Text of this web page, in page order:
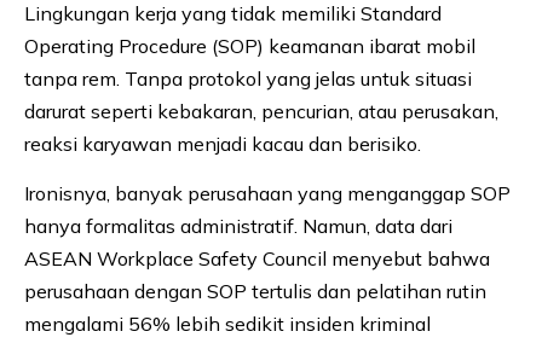
Lingkungan kerja yang tidak memiliki Standard
Operating Procedure (SOP) keamanan ibarat mobil
tanpa rem. Tanpa protokol yang jelas untuk situasi
darurat seperti kebakaran, pencurian, atau perusakan,
reaksi karyawan menjadi kacau dan berisiko.
Ironisnya, banyak perusahaan yang menganggap SOP
hanya formalitas administratif. Namun, data dari
ASEAN Workplace Safety Council menyebut bahwa
perusahaan dengan SOP tertulis dan pelatihan rutin
mengalami 56% lebih sedikit insiden kriminal